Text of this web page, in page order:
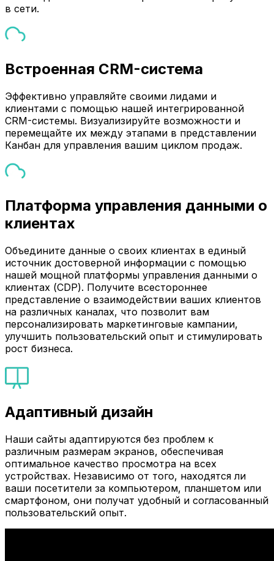
в сети.
Встроенная CRM-система
Эффективно управляйте своими лидами и
клиентами с помощью нашей интегрированной
CRM-системы. Визуализируйте возможности и
перемещайте их между этапами в представлении
Канбан для управления вашим циклом продаж.
Платформа управления данными о
клиентах
Объедините данные о своих клиентах в единый
источник достоверной информации с помощью
нашей мощной платформы управления данными о
клиентах (CDP). Получите всестороннее
представление о взаимодействии ваших клиентов
на различных каналах, что позволит вам
персонализировать маркетинговые кампании,
улучшить пользовательский опыт и стимулировать
рост бизнеса.
Адаптивный дизайн
Наши сайты адаптируются без проблем к
различным размерам экранов, обеспечивая
оптимальное качество просмотра на всех
устройствах. Независимо от того, находятся ли
ваши посетители за компьютером, планшетом или
смартфоном, они получат удобный и согласованный
пользовательский опыт.